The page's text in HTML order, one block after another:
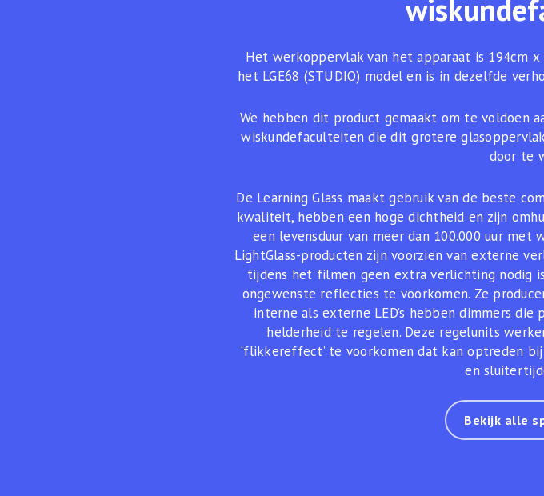
Het werkoppervlak van het apparaat is 194cm
het LGE68 (STUDIO) model en is in dezelfde
We hebben dit product gemaakt om te voldoen
wiskundefaculteiten die dit grotere
door te
De Learning Glass maakt gebruik van de beste
kwaliteit, hebben een hoge dichtheid en zijn
een levensduur van meer dan 100.000 uur
LightGlass-producten zijn voorzien van externe
tijdens het filmen geen extra verlichting nodig
ongewenste reflecties te voorkomen. Ze
interne als externe LED’s hebben dimmers
helderheid te regelen. Deze regelunits
‘flikkereffect’ te voorkomen dat kan optreden
en
Bekijk alle